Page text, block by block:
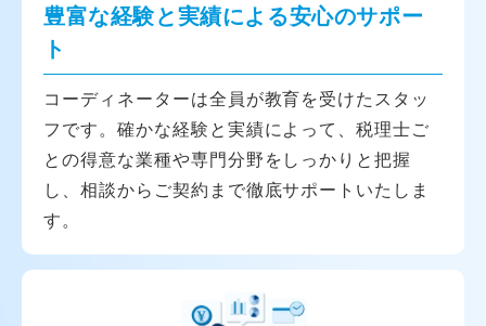
豊富な経験と実績による安心のサポー
ト
コーディネーターは全員が教育を受けたスタッ
フです。確かな経験と実績によって、税理士ご
との得意な業種や専門分野をしっかりと把握
し、相談からご契約まで徹底サポートいたしま
す。